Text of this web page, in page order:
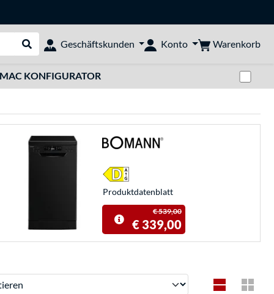
Suche durchführen
Geschäftskunden Konto Warenkorb
KONFIGURATOR
Produkt­datenblatt
€ 539,00
€ 339,00